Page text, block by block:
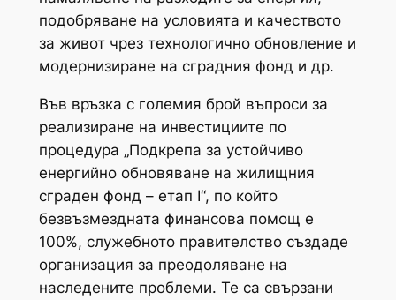
подобряване на условията и качеството
за живот чрез технологично обновление и
модернизиране на сградния фонд и др.
Във връзка с големия брой въпроси за
реализиране на инвестициите по
процедура „Подкрепа за устойчиво
енергийно обновяване на жилищния
сграден фонд – етап I“, по който
безвъзмездната финансова помощ е
100%, служебното правителство създаде
организация за преодоляване на
наследените проблеми. Те са свързани